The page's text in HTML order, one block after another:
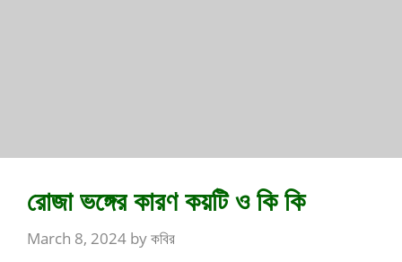
রোজা ভঙ্গের কারণ কয়টি ও কি কি
March 8, 2024 byকবির